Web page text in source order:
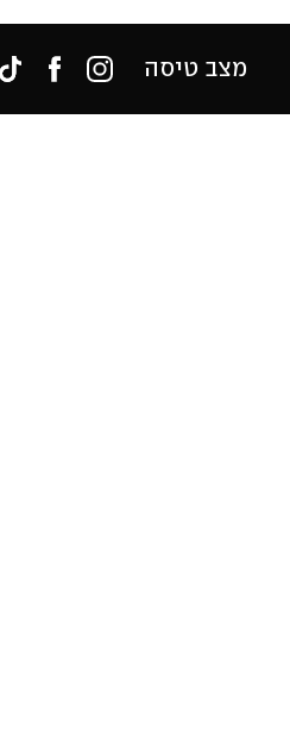
מצב טיסה